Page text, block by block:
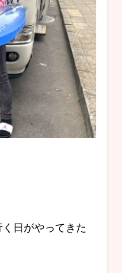
日がやってきた